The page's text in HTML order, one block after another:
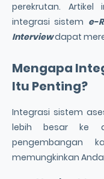
perekrutan.
integrasi sistem e-
Interviewdapat
Mengapa
Itu Penting?
Integrasi sistem
lebih besar ke
pengembangan
memungkinkan